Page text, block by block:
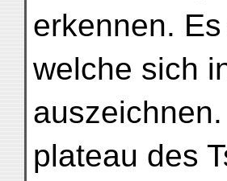
erkennen.
welche sich
plateau des